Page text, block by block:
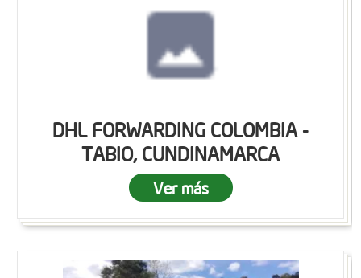
DHL FORWARDING COLOMBIA -
TABIO, CUNDINAMARCA
Ver más